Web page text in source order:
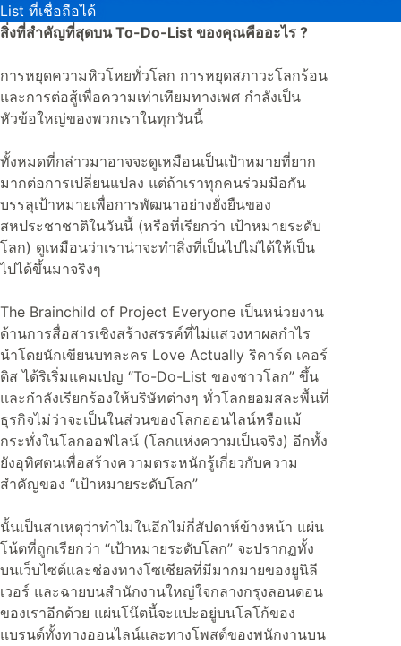
List ที่เชื่อถือได้
สิ่งที่สำคัญที่สุดบน To-Do-List ของคุณคืออะไร ?
การหยุดความหิวโหยทั่วโลก การหยุดสภาวะโลกร้อน
และการต่อสู้เพื่อความเท่าเทียมทางเพศ กำลังเป็น
หัวข้อใหญ่ของพวกเราในทุกวันนี้
ทั้งหมดที่กล่าวมาอาจจะดูเหมือนเป็นเป้าหมายที่ยาก
มากต่อการเปลี่ยนแปลง แต่ถ้าเราทุกคนร่วมมือกัน
บรรลุเป้าหมายเพื่อการพัฒนาอย่างยั่งยืนของ
สหประชาชาติในวันนี้ (หรือที่เรียกว่า เป้าหมายระดับ
โลก) ดูเหมือนว่าเราน่าจะทำสิ่งที่เป็นไปไม่ได้ให้เป็น
ไปได้ขึ้นมาจริงๆ
The Brainchild of Project Everyone เป็นหน่วยงาน
ด้านการสื่อสารเชิงสร้างสรรค์ที่ไม่แสวงหาผลกำไร
นำโดยนักเขียนบทละคร Love Actually ริคาร์ด เคอร์
ติส ได้ริเริ่มแคมเปญ “To-Do-List ของชาวโลก” ขึ้น
และกำลังเรียกร้องให้บริษัทต่างๆ ทั่วโลกยอมสละพื้นที่
ธุรกิจไม่ว่าจะเป็นในส่วนของโลกออนไลน์หรือแม้
กระทั่งในโลกออฟไลน์ (โลกแห่งความเป็นจริง) อีกทั้ง
ยังอุทิศตนเพื่อสร้างความตระหนักรู้เกี่ยวกับความ
สำคัญของ “เป้าหมายระดับโลก”
นั้นเป็นสาเหตุว่าทำไมในอีกไม่กี่สัปดาห์ข้างหน้า แผ่น
โน้ตที่ถูกเรียกว่า “เป้าหมายระดับโลก” จะปรากฏทั้ง
บนเว็บไซต์และช่องทางโซเชียลที่มีมากมายของยูนิลี
เวอร์ และฉายบนสำนักงานใหญ่ใจกลางกรุงลอนดอน
ของเราอีกด้วย แผ่นโน๊ตนี้จะแปะอยู่บนโลโก้ของ
แบรนด์ทั้งทางออนไลน์และทางโพสต์ของพนักงานบน